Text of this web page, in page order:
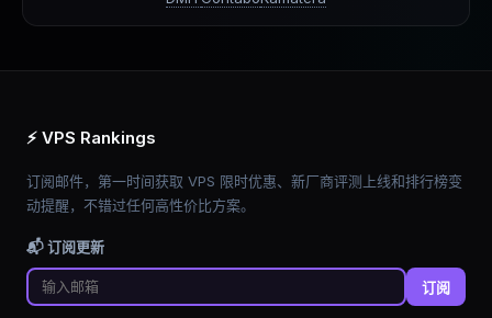
⚡ VPS Rankings
订阅邮件，第一时间获取 VPS 限时优惠、新厂商评测上线和排行榜变
动提醒，不错过任何高性价比方案。
📬 订阅更新
订阅